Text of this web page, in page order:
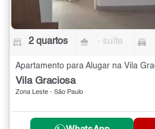
2 quartos - suíte
Vila Graciosa
Zona Leste - São Paulo